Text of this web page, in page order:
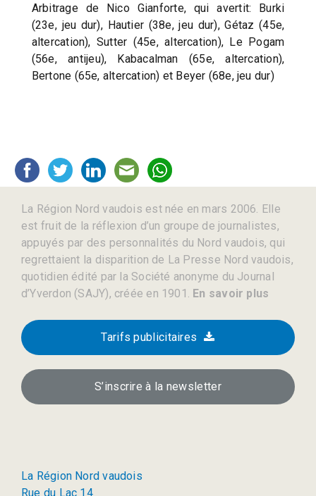
Arbitrage de Nico Gianforte, qui avertit: Burki
(23e, jeu dur), Hautier (38e, jeu dur), Gétaz (45e,
altercation), Sutter (45e, altercation), Le Pogam
(56e, antijeu), Kabacalman (65e, altercation),
Bertone (65e, altercation) et Beyer (68e, jeu dur)
La Région Nord vaudois est née en mars 2006. Elle
est fruit de la réflexion d’un groupe de journalistes,
appuyés par des personnalités du Nord vaudois, qui
regrettaient la disparition de La Presse Nord vaudois,
quotidien édité par la Société anonyme du Journal
d’Yverdon (SAJY), créée en 1901. En savoir plus
Tarifs publicitaires
S’inscrire à la newsletter
La Région Nord vaudois
Rue du Lac 14